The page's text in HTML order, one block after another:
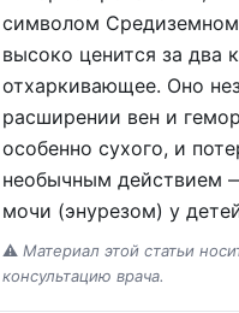
символом
высоко ценится за два
отхаркивающее. Оно
расширении вен и
особенно сухого, и
необычным действием
мочи (энурезом) у
⚠️ Материал этой статьи
консультацию врача.